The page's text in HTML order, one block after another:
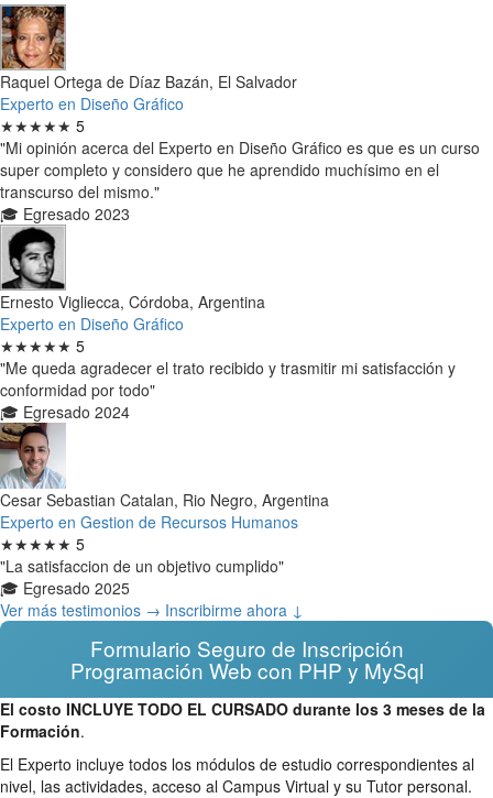
Raquel Ortega de Díaz Bazán, El Salvador
Experto en Diseño Gráfico
★★★★★ 5
"Mi opinión acerca del Experto en Diseño Gráfico es que es un curso
super completo y considero que he aprendido muchísimo en el
transcurso del mismo."
🎓 Egresado 2023
Ernesto Vigliecca, Córdoba, Argentina
Experto en Diseño Gráfico
★★★★★ 5
"Me queda agradecer el trato recibido y trasmitir mi satisfacción y
conformidad por todo"
🎓 Egresado 2024
Cesar Sebastian Catalan, Rio Negro, Argentina
Experto en Gestion de Recursos Humanos
★★★★★ 5
"La satisfaccion de un objetivo cumplido"
🎓 Egresado 2025
Ver más testimonios → Inscribirme ahora ↓
Formulario Seguro de Inscripción
Programación Web con PHP y MySql
El costo INCLUYE TODO EL CURSADO durante los 3 meses de la
Formación.
El Experto incluye todos los módulos de estudio correspondientes al
nivel, las actividades, acceso al Campus Virtual y su Tutor personal.